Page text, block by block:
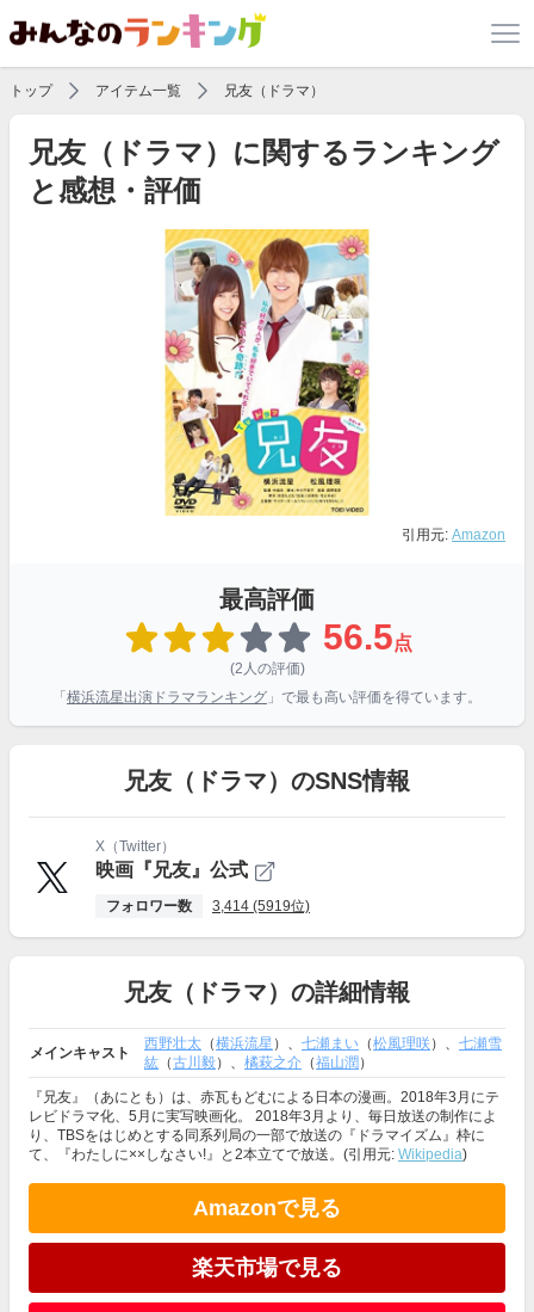
トップ アイテム一覧 兄友（ドラマ）
兄友（ドラマ）に関するランキング
と感想・評価
引用元: Amazon
最高評価
56.5点
(2人の評価)
「 横浜流星出演ドラマランキング 」で最も高い評価を得ています。
兄友（ドラマ）のSNS情報
X（Twitter）
映画『兄友』公式
フォロワー数 3,414 (5919位)
兄友（ドラマ）の詳細情報
メインキャスト
西野壮太 （横浜流星 ）、 七瀬まい （松風理咲 ）、 七瀬雪
紘 （古川毅）、 橘萩之介 （福山潤 ）
『兄友』（あにとも）は、赤瓦もどむによる日本の漫画。2018年3月にテ
レビドラマ化、5月に実写映画化。 2018年3月より、毎日放送の制作によ
り、TBSをはじめとする同系列局の一部で放送の『ドラマイズム』枠に
て、『わたしに××しなさい!』と2本立てで放送。(引用元: Wikipedia)
Amazonで見る
楽天市場で見る